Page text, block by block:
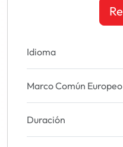
Idioma
Marco Común
Duración